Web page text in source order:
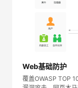
Web基础防护
覆盖OWASP TOP